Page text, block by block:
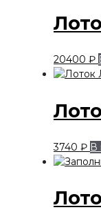
20400 ₽
3740 ₽ В